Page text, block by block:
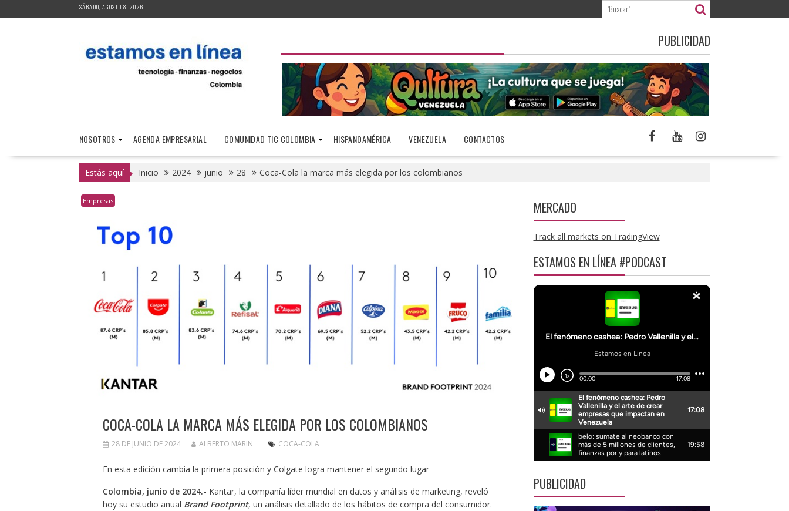
al
SÁBADO, AGOSTO 8, 2026
PUBLICIDAD
NOSOTROS AGENDA EMPRESARIAL COMUNIDAD TIC COLOMBIA HISPANOAMÉRICA VENEZUELA CONTACTOS
Estás aquí Inicio 2024 junio 28 Coca-Cola la marca más elegida por los colombianos
Empresas
COCA-COLA LA MARCA MÁS ELEGIDA POR LOS COLOMBIANOS
28 DE JUNIO DE 2024 ALBERTO MARIN COCA-COLA
En esta edición cambia la primera posición y Colgate logra mantener el segundo lugar
Colombia, junio de 2024.- Kantar, la compañía líder mundial en datos y análisis de marketing, reveló
hoy su estudio anual Brand Footprint, un análisis detallado de los hábitos de compra del consumidor.
MERCADO
Track all markets on TradingView
ESTAMOS EN LÍNEA #PODCAST
PUBLICIDAD